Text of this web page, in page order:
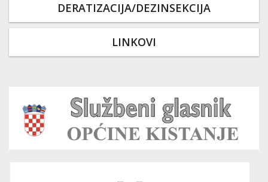
DERATIZACIJA/DEZINSEKCIJA
LINKOVI